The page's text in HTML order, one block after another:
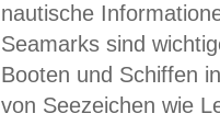
nautische
Seamarks sind
Booten und Schiffen
von Seezeichen wie